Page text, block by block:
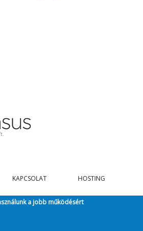
KAPCSOLAT
HOSTING
a jobb működésért